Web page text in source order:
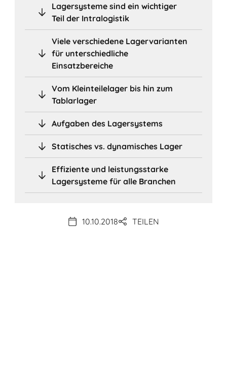
Lagersysteme sind ein wichtiger
Teil der Intralogistik
Viele verschiedene Lagervarianten
für unterschiedliche
Einsatzbereiche
Vom Kleinteilelager bis hin zum
Tablarlager
Aufgaben des Lagersystems
Statisches vs. dynamisches Lager
Effiziente und leistungsstarke
Lagersysteme für alle Branchen
10.10.2018 TEILEN